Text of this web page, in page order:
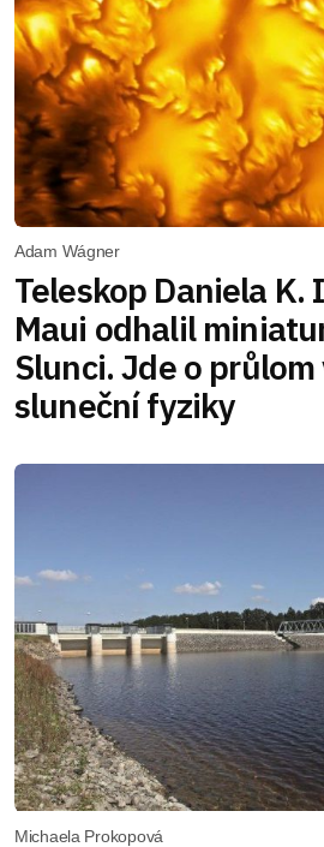
Adam Wágner
Teleskop Daniela K.
Maui odhalil
Slunci. Jde o
sluneční fyziky
Michaela Prokopová